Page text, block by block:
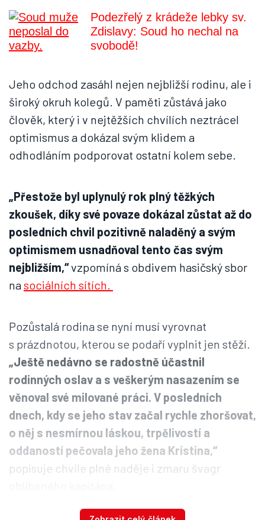
Podezřelý z krádeže lebky sv.
Zdislavy: Soud ho nechal na
svobodě!
Jeho odchod zasáhl nejen nejbližší rodinu, ale i
široký okruh kolegů. V paměti zůstává jako
člověk, který i v nejtěžších chvílích neztrácel
optimismus a dokázal svým klidem a
odhodláním podporovat ostatní kolem sebe.
„Přestože byl uplynulý rok plný těžkých
zkoušek, díky své povaze dokázal zůstat až do
posledních chvil pozitivně naladěný a svým
optimismem usnadňoval tento čas svým
nejbližším,“vzpomíná s obdivem hasičský sbor
nasociálních sítích.
Pozůstalá rodina se nyní musí vyrovnat
s prázdnotou, kterou se podaří vyplnit jen stěží.
„Ještě nedávno se radostně účastnil
rodinných oslav a s veškerým nasazením se
věnoval své milované práci. V posledních
dnech, kdy se jeho stav začal rychle zhoršovat,
o něj s nesmírnou láskou, trpělivostí a
oddaností pečovala jeho žena Kristina,“
popisuje chvíle plné naděje i zmaru švagr